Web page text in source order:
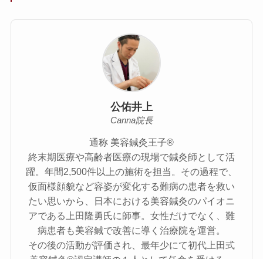
公佑井上
Canna院長
通称 美容鍼灸王子®
終末期医療や高齢者医療の現場で鍼灸師として活
躍。年間2,500件以上の施術を担当。その過程で、
仮面様顔貌など容姿が変化する難病の患者を救い
たい思いから、日本における美容鍼灸のパイオニ
アである上田隆勇氏に師事。女性だけでなく、難
病患者も美容鍼で改善に導く治療院を運営。
その後の活動が評価され、最年少にて初代上田式